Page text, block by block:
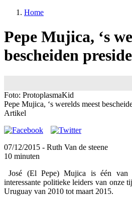
Home
Pepe Mujica, ‘s
bescheiden
Foto: ProtoplasmaKid
Pepe Mujica, ‘s werelds meest
Artikel
07/12/2015 - Ruth Van de steene
10 minuten
José (El Pepe) Mujica is één van
interessante politieke leiders van onze
Uruguay van 2010 tot maart 2015.